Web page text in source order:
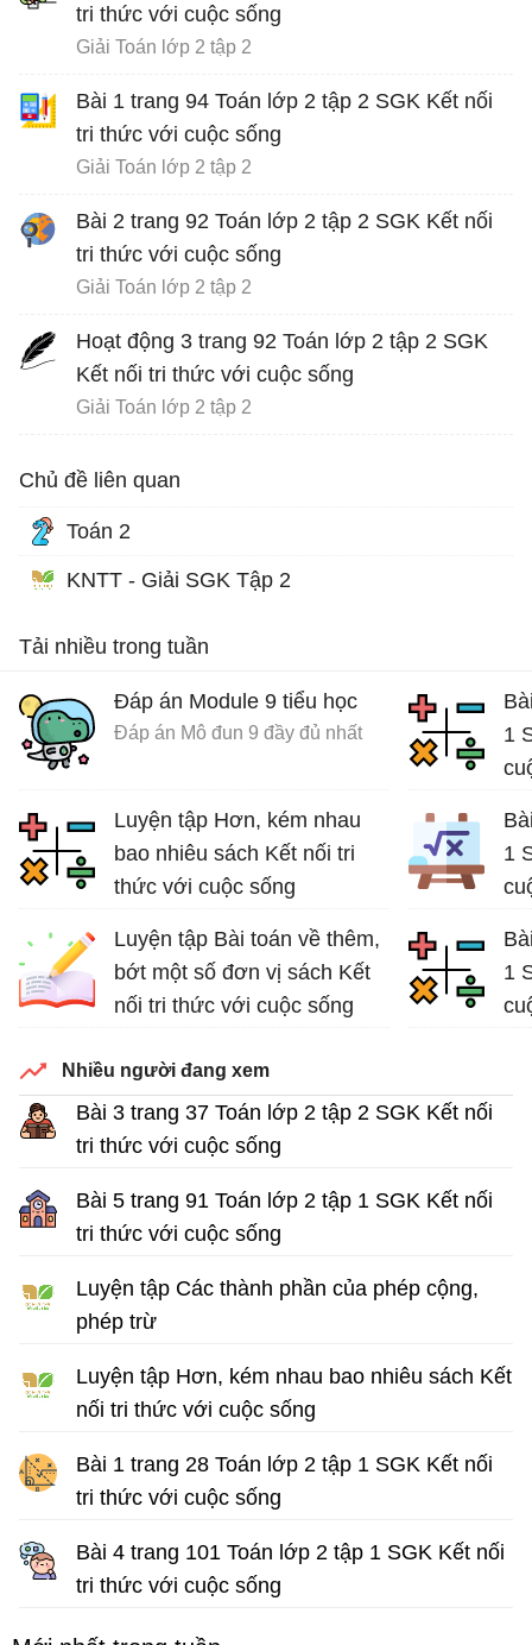
tri thức với cuộc sống
Giải Toán lớp 2 tập 2
Bài 1 trang 94 Toán lớp 2 tập 2 SGK Kết nối
tri thức với cuộc sống
Giải Toán lớp 2 tập 2
Bài 2 trang 92 Toán lớp 2 tập 2 SGK Kết nối
tri thức với cuộc sống
Giải Toán lớp 2 tập 2
Hoạt động 3 trang 92 Toán lớp 2 tập 2 SGK
Kết nối tri thức với cuộc sống
Giải Toán lớp 2 tập 2
Chủ đề liên quan
Toán 2
KNTT - Giải SGK Tập 2
Tải nhiều trong tuần
Đáp án Module 9 tiểu học
Đáp án Mô đun 9 đầy đủ nhất
Luyện tập Hơn, kém nhau
bao nhiêu sách Kết nối tri
thức với cuộc sống
Luyện tập Bài toán về thêm,
bớt một số đơn vị sách Kết
nối tri thức với cuộc sống
1
1
1
Nhiều người đang xem
Bài 3 trang 37 Toán lớp 2 tập 2 SGK Kết nối
tri thức với cuộc sống
Bài 5 trang 91 Toán lớp 2 tập 1 SGK Kết nối
tri thức với cuộc sống
Luyện tập Các thành phần của phép cộng,
phép trừ
Luyện tập Hơn, kém nhau bao nhiêu sách Kết
nối tri thức với cuộc sống
Bài 1 trang 28 Toán lớp 2 tập 1 SGK Kết nối
tri thức với cuộc sống
Bài 4 trang 101 Toán lớp 2 tập 1 SGK Kết nối
tri thức với cuộc sống